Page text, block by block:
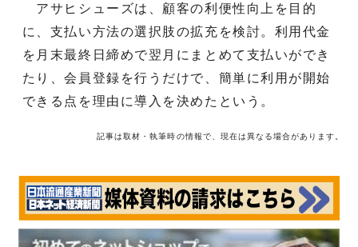
アサヒシューズは、顧客の利便性向上を目的
に、支払い方法の選択肢の拡充を検討。利用代金
を月末最終日締めで翌月にまとめて支払いができ
たり、会員登録を行うだけで、簡単に利用が開始
できる点を理由に導入を決めたという。
記事は取材・執筆時の情報で、現在は異なる場合があります。